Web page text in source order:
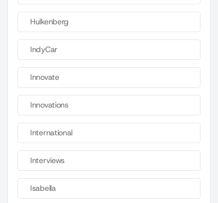
Hulkenberg
IndyCar
Innovate
Innovations
International
Interviews
Isabella